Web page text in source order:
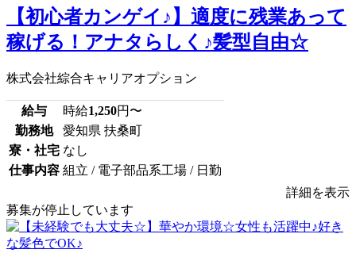
【初心者カンゲイ♪】適度に残業あって
稼げる！アナタらしく♪髪型自由☆
株式会社綜合キャリアオプション
給与 時給1,250円〜
勤務地
愛知県 扶桑町
寮・社宅 なし
仕事内容 組立 / 電子部品系工場 / 日勤
詳細を表示
募集が停止しています